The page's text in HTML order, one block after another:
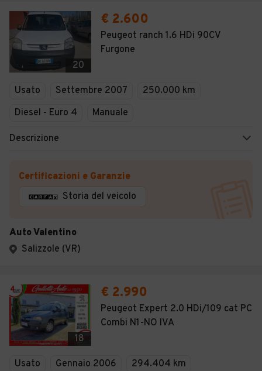
20
€ 2.600
Peugeot ranch 1.6 HDi 90CV
Furgone
Usato Settembre 2007
250.000 km
Diesel - Euro 4
Manuale
Descrizione
Certificazioni e Garanzie
Storia del veicolo
Auto Valentino
Salizzole (VR)
18
€ 2.990
Peugeot Expert 2.0 HDi/109 cat PC
Combi N1-NO IVA
Usato Gennaio 2006
294.404 km